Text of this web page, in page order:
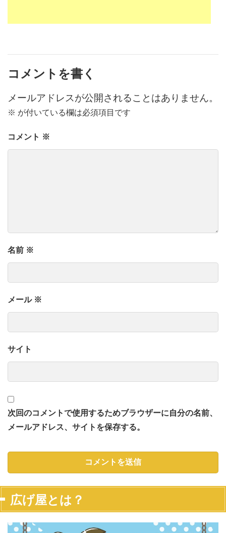
コメントを書く
メールアドレスが公開されることはありません。
※ が付いている欄は必須項目です
コメント ※
名前 ※
メール ※
サイト
次回のコメントで使用するためブラウザーに自分の名前、
メールアドレス、サイトを保存する。
広げ屋とは？